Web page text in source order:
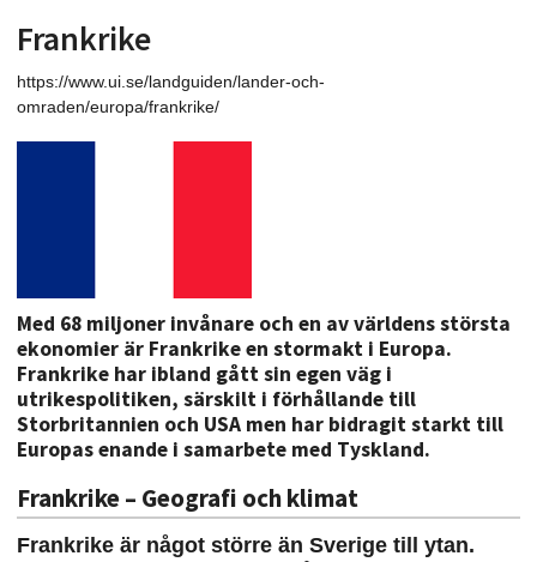
Frankrike
https://www.ui.se/landguiden/lander-och-
omraden/europa/frankrike/
Med 68 miljoner invånare och en av världens största
ekonomier är Frankrike en stormakt i Europa.
Frankrike har ibland gått sin egen väg i
utrikespolitiken, särskilt i förhållande till
Storbritannien och USA men har bidragit starkt till
Europas enande i samarbete med Tyskland.
Frankrike – Geografi och klimat
Frankrike är något större än Sverige till ytan.